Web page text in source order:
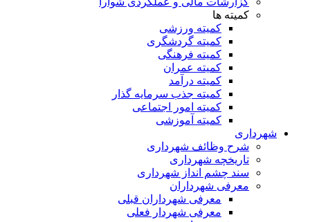
کمیته ها
کمیته ورزشی
کمیته گردشگری
کمیته فرهنگی
کمیته عمران
کمیته درآمد
کمیته جذب سرمایه گذار
کمیته امور اجتماعی
کمیته آموزشی
شهرداری
شرح وظائف شهرداری
تاریخچه شهرداری
سند چشم انداز شهرداری
معرفی شهرداران
معرفی شهرداران قبلی
معرفی شهردار فعلی